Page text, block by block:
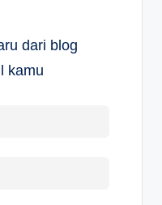
dari blog
kamu